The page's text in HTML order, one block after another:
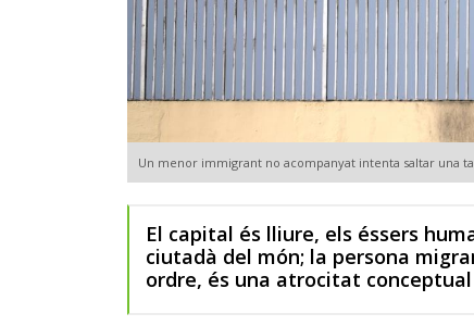
Un menor immigrant no acompanyat intenta saltar una
El capital és lliure, els éssers
ciutadà del món; la persona
ordre, és una atrocitat